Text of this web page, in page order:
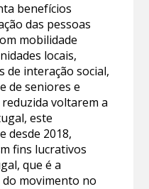
benefícios
das pessoas
mobilidade
locais,
de interação social,
de seniores e
voltarem a
este
desde 2018,
fins lucrativos
que é a
movimento no